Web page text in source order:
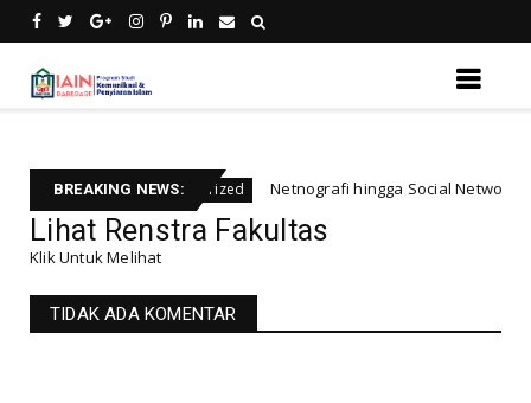
BREAKING NEWS:
Uncategorized Netnografi hingga Social Network,
Lihat Renstra Fakultas
Klik Untuk Melihat
TIDAK ADA KOMENTAR